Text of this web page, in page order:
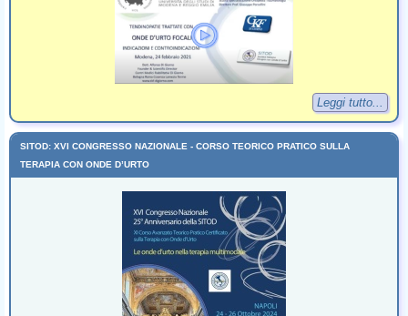
Leggi tutto...
SITOD: XVI CONGRESSO NAZIONALE - CORSO TEORICO PRATICO SULLA
TERAPIA CON ONDE D’URTO